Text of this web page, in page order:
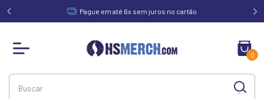
de Pague em até 6x sem juros no cartão
0